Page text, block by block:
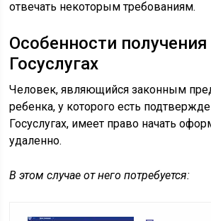
отвечать некоторым требованиям.
Особенности
Госуслугах
Человек, являющийся законным
ребенка, у которого есть
Госуслугах, имеет право начать
удаленно.
В этом случае от него потребуется: